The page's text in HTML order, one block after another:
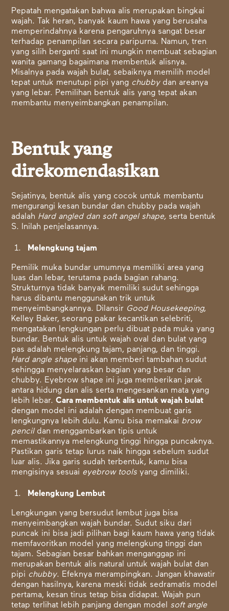
Pepatah mengatakan bahwa alis merupakan bingkai
wajah. Tak heran, banyak kaum hawa yang berusaha
memperindahnya karena pengaruhnya sangat besar
terhadap penampilan secara paripurna. Namun, tren
yang silih berganti saat ini mungkin membuat sebagian
wanita gamang bagaimana membentuk alisnya.
Misalnya pada wajah bulat, sebaiknya memilih model
tepat untuk menutupi pipi yang chubbydan areanya
yang lebar. Pemilihan bentuk alis yang tepat akan
membantu menyeimbangkan penampilan.
Bentuk yang
direkomendasikan
Sejatinya, bentuk alis yang cocok untuk membantu
mengurangi kesan bundar dan chubby pada wajah
adalah Hard angled dan soft angel shape, serta bentuk
S. Inilah penjelasannya.
Melengkung tajam
Pemilik muka bundar umumnya memiliki area yang
luas dan lebar, terutama pada bagian rahang.
Strukturnya tidak banyak memiliki sudut sehingga
harus dibantu menggunakan trik untuk
menyeimbangkannya. Dilansir Good Housekeeping,
Kelley Baker, seorang pakar kecantikan selebriti,
mengatakan lengkungan perlu dibuat pada muka yang
bundar. Bentuk alis untuk wajah oval dan bulat yang
pas adalah melengkung tajam, panjang, dan tinggi.
Hard angle shape ini akan memberi tambahan sudut
sehingga menyelaraskan bagian yang besar dan
chubby. Eyebrow shape ini juga memberikan jarak
antara hidung dan alis serta mengesankan mata yang
lebih lebar.Cara membentuk alis untuk wajah bulat
dengan model ini adalah dengan membuat garis
lengkungnya lebih dulu. Kamu bisa memakai brow
pencildan menggambarkan tipis untuk
memastikannya melengkung tinggi hingga puncaknya.
Pastikan garis tetap lurus naik hingga sebelum sudut
luar alis. Jika garis sudah terbentuk, kamu bisa
mengisinya sesuai eyebrow tools yang dimiliki.
Melengkung Lembut
Lengkungan yang bersudut lembut juga bisa
menyeimbangkan wajah bundar. Sudut siku dari
puncak ini bisa jadi pilihan bagi kaum hawa yang tidak
memfavoritkan model yang melengkung tinggi dan
tajam. Sebagian besar bahkan menganggap ini
merupakan bentuk alis natural untuk wajah bulat dan
pipi chubby. Efeknya merampingkan. Jangan khawatir
dengan hasilnya, karena meski tidak sedramatis model
pertama, kesan tirus tetap bisa didapat. Wajah pun
tetap terlihat lebih panjang dengan model soft angle